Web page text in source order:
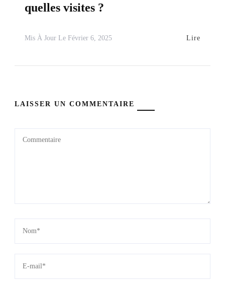
quelles visites ?
Mis À Jour Le Février 6, 2025 Lire
LAISSER UN COMMENTAIRE